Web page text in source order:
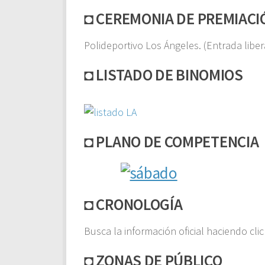
◘CEREMONIA DE
Polideportivo Los Ángeles. (Entrada
◘LISTADO DE BINOMIOS
◘ PLANO DE COMPETENCIA
◘ CRONOLOGÍA
Busca la información oficial haciendo clic
◘ ZONAS DE PÚBLICO